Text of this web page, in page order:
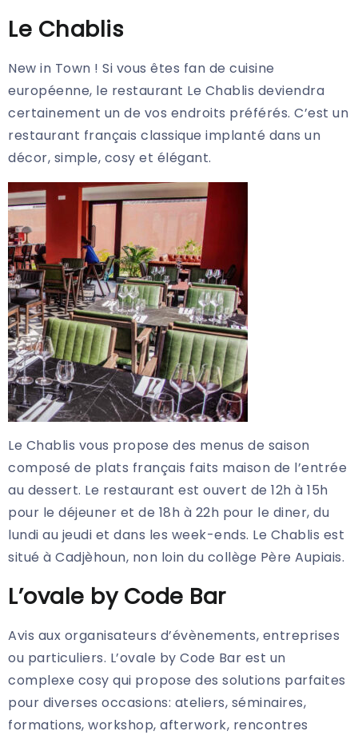
Le Chablis
New in Town ! Si vous êtes fan de cuisine
européenne, le restaurant Le Chablis deviendra
certainement un de vos endroits préférés. C’est un
restaurant français classique implanté dans un
décor, simple, cosy et élégant.
Le Chablis vous propose des menus de saison
composé de plats français faits maison de l’entrée
au dessert. Le restaurant est ouvert de 12h à 15h
pour le déjeuner et de 18h à 22h pour le diner, du
lundi au jeudi et dans les week-ends. Le Chablis est
situé à Cadjèhoun, non loin du collège Père Aupiais.
L’ovale by Code Bar
Avis aux organisateurs d’évènements, entreprises
ou particuliers. L’ovale by Code Bar est un
complexe cosy qui propose des solutions parfaites
pour diverses occasions: ateliers, séminaires,
formations, workshop, afterwork, rencontres